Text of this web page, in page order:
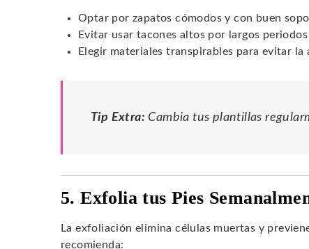
Optar por zapatos cómodos y con buen
Evitar usar tacones altos por largos
Elegir materiales transpirables para evitar la
Tip Extra: Cambia tus plantillas
5. Exfolia tus Pies
La exfoliación elimina células muertas y
recomienda: